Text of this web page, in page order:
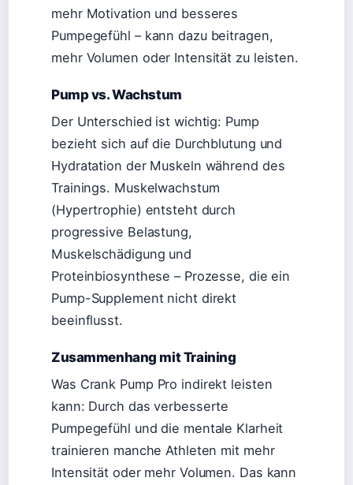
mehr Motivation und besseres
Pumpegefühl – kann dazu beitragen,
mehr Volumen oder Intensität zu leisten.
Pump vs. Wachstum
Der Unterschied ist wichtig: Pump
bezieht sich auf die Durchblutung und
Hydratation der Muskeln während des
Trainings. Muskelwachstum
(Hypertrophie) entsteht durch
progressive Belastung,
Muskelschädigung und
Proteinbiosynthese – Prozesse, die ein
Pump-Supplement nicht direkt
beeinflusst.
Zusammenhang mit Training
Was Crank Pump Pro indirekt leisten
kann: Durch das verbesserte
Pumpegefühl und die mentale Klarheit
trainieren manche Athleten mit mehr
Intensität oder mehr Volumen. Das kann